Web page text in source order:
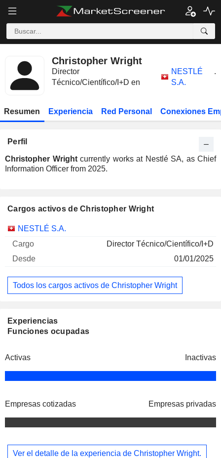
Christopher Wright
Director
Técnico/Científico/I+D en
NESTLÉ
S.A.
.
Resumen Experiencia Red Personal Conexiones
Perfil
Christopher Wrightcurrently works at Nestlé SA, as Chief
Information Officer from 2025.
Cargos activos de Christopher Wright
Empresas Cargo
NESTLÉ S.A.
Director Técnico/Científico/I+D
01/01/2025
Todos los cargos activos de Christopher Wright
Experiencias
Funciones ocupadas
Activas Inactivas
Empresas cotizadas Empresas privadas
Ver el detalle de la experiencia de Christopher Wright.